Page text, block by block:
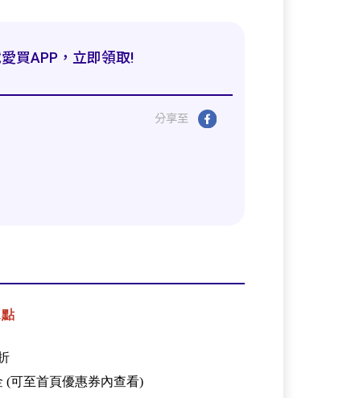
買APP，立即領取!
分享至
點
(可至首頁優惠券內查看)